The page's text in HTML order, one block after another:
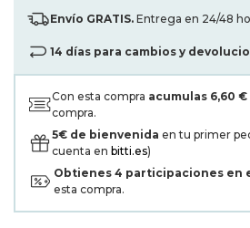
Envío GRATIS. Entrega en 24/48
14 días para cambios y
Con esta compra acumulas 6,60 €
compra.
5€ de bienvenida en tu primer
cuenta en bitti.es)
Obtienes 4 participaciones en
esta compra.